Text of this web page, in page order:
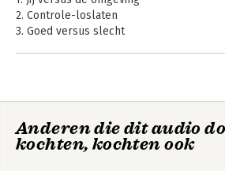
jezelf
2. Controle-loslaten
3. Goed versus slecht
Dankwoord
Literatuur
Anderen die dit audio
kochten, kochten ook